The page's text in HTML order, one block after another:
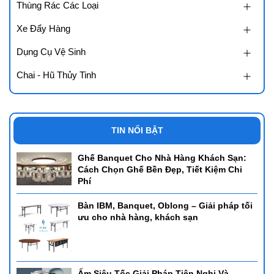
Ưa Điểm Của Nồi Hâm Buffet
- Chất Liệu Cao Cấp:Phần lớn các nồi hâm buffet được làm từ
Thùng Rác Các Loại
Xe Đẩy Hàng
Dụng Cụ Vệ Sinh
Chai - Hũ Thủy Tinh
TIN NỔI BẬT
Ghế Banquet Cho Nhà Hàng Khách Sạn:
Cách Chọn Ghế Bền Đẹp, Tiết Kiệm Chi
Phí
Bàn IBM, Banquet, Oblong – Giải pháp tối
ưu cho nhà hàng, khách sạn